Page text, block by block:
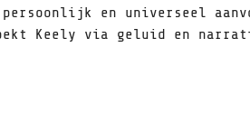
en universeel
Keely via geluid en